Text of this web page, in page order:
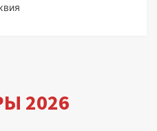
2026